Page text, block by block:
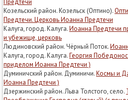
Предтечи
Козельский район. Козельск (Оптино).
Предтечи. Церковь Иоанна Предтечи
Калуга, город. Калуга.Иоанна Предтечи
и убежище, церковь
Людиновский район. Чёрный Поток.
Калуга, город. Калуга.Георгия
приделом Иоанна Предтечи )
Думиничский район. Думиничи.Космы и
Иоанна Предтечи )
Дзержинский район. Льва Толстого, село.